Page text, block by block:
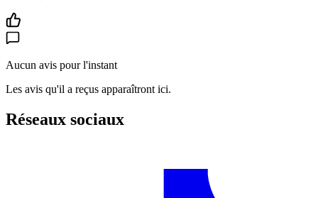
Aucun avis pour l'instant
Les avis qu'il a reçus apparaîtront ici.
Réseaux sociaux